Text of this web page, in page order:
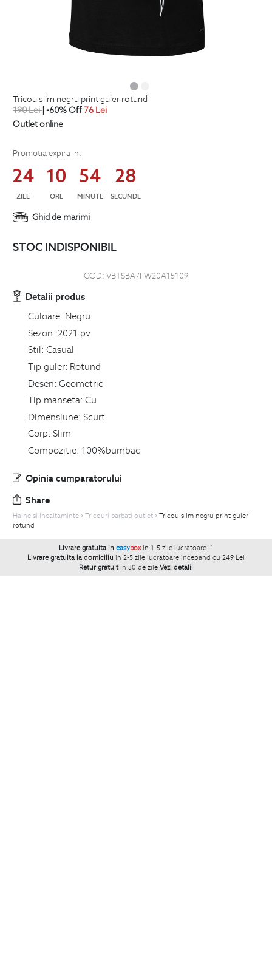
tricou slim negru print guler rotund
190Lei| -60% Off76 Lei
Outlet online
Promotia expira in:
24
ZILE
10
ORE
54
MINUTE
28
SECUNDE
Ghid de marimi
STOC INDISPONIBIL
COD: VBTSBA7FW20A15109
Detalii produs
Culoare: Negru
Sezon: 2021 pv
Stil: Casual
Tip guler: Rotund
Desen: Geometric
Tip manseta: Cu
Dimensiune: Scurt
Corp: Slim
Compozitie: 100%bumbac
Opinia cumparatorului
Share
Haine si Incaltaminte Tricouri barbati outlet
Tricou slim negru print guler
rotund
Livrare gratuita in easybox in 1-5 zile lucratoare. `
Livrare gratuita la domiciliu in 2-5 zile lucratoare incepand cu 249 Lei
Retur gratuit in 30 de zile Vezi detalii